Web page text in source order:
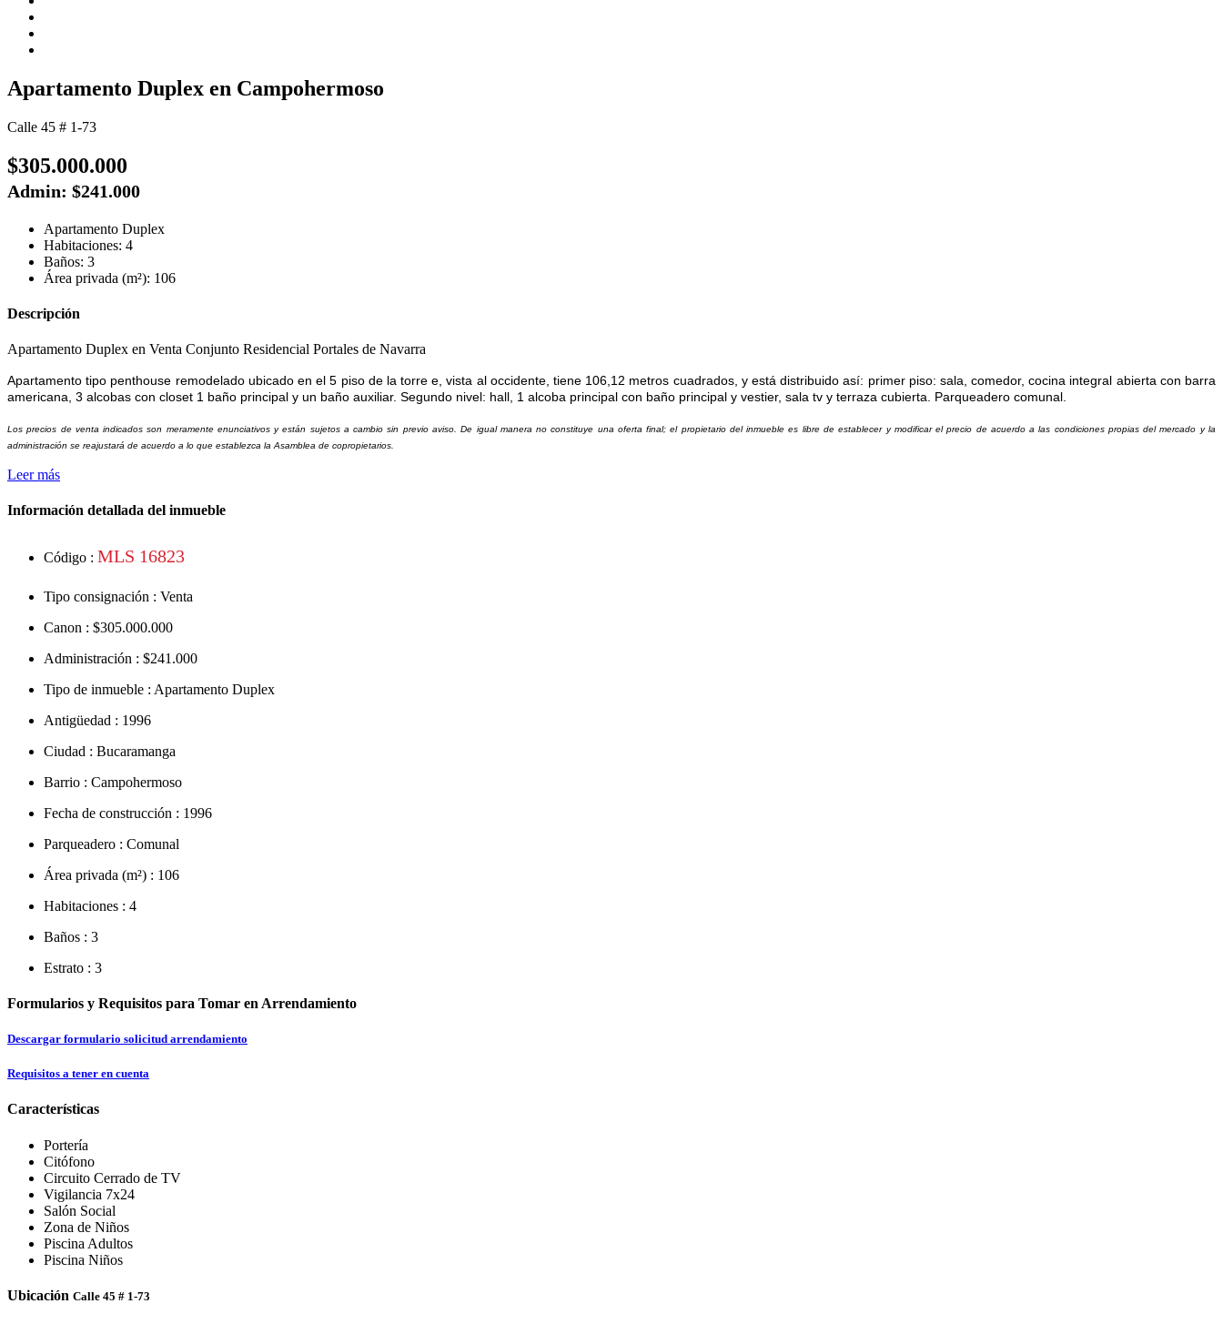
Apartamento Duplex en Campohermoso
Calle 45 # 1-73
$305.000.000
Admin: $241.000
Apartamento Duplex
Habitaciones: 4
Baños: 3
Área privada (m²): 106
Descripción
Apartamento Duplex en Venta Conjunto Residencial Portales de Navarra
Apartamento tipo penthouse remodelado ubicado en el 5 piso de la torre e, vista al occidente, tiene 106,12 metros cuadrados, y está distribuido así: primer piso: sala, comedor, cocina integral abierta con barra
americana, 3 alcobas con closet 1 baño principal y un baño auxiliar. Segundo nivel: hall, 1 alcoba principal con baño principal y vestier, sala tv y terraza cubierta. Parqueadero comunal.
Los precios de venta indicados son meramente enunciativos y están sujetos a cambio sin previo aviso. De igual manera no constituye una oferta final; el propietario del inmueble es libre de establecer y modificar el precio de acuerdo a las condiciones propias del mercado y la
administración se reajustará de acuerdo a lo que establezca la Asamblea de copropietarios.
Leer más
Información detallada del inmueble
Código : MLS 16823
Tipo consignación : Venta
Canon : $305.000.000
Administración : $241.000
Tipo de inmueble : Apartamento Duplex
Antigüedad : 1996
Ciudad : Bucaramanga
Barrio : Campohermoso
Fecha de construcción : 1996
Parqueadero : Comunal
Área privada (m²) : 106
Habitaciones : 4
Baños : 3
Estrato : 3
Formularios y Requisitos para Tomar en Arrendamiento
Descargar formulario solicitud arrendamiento
Requisitos a tener en cuenta
Características
Portería
Citófono
Circuito Cerrado de TV
Vigilancia 7x24
Salón Social
Zona de Niños
Piscina Adultos
Piscina Niños
Ubicación Calle 45 # 1-73